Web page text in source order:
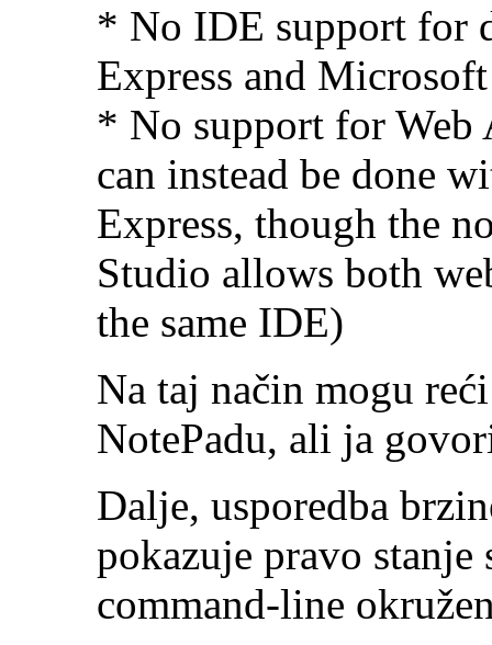
* No IDE support for
Express and
* No support for
can instead be done
Express, though the
Studio allows both
the same IDE)
Na taj način mogu
NotePadu, ali ja
Dalje, usporedba
pokazuje pravo
command-line